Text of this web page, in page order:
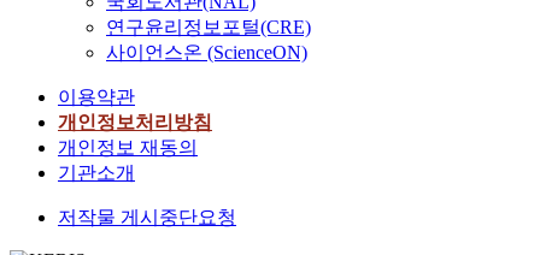
연구윤리정보포털(CRE)
사이언스온 (ScienceON)
이용약관
개인정보처리방침
개인정보 재동의
기관소개
저작물 게시중단요청